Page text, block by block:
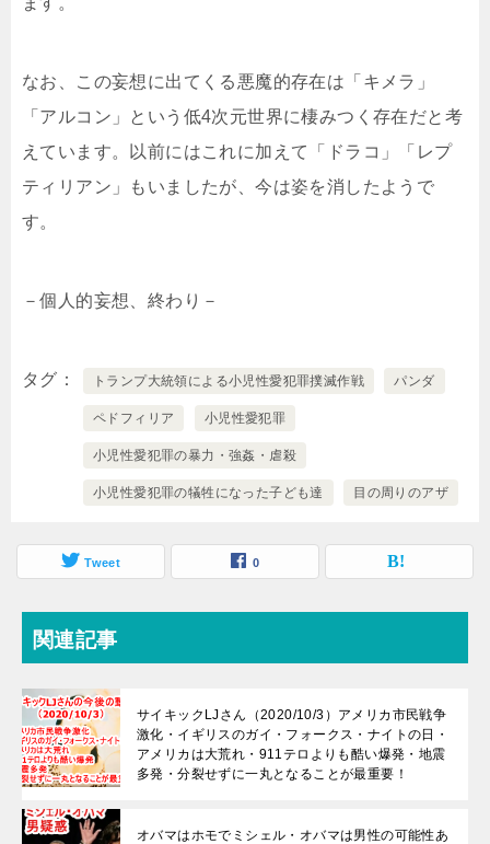
なお、この妄想に出てくる悪魔的存在は「キメラ」
「アルコン」という低4次元世界に棲みつく存在だと考
えています。以前にはこれに加えて「ドラコ」「レプ
ティリアン」もいましたが、今は姿を消したようで
す。
－個人的妄想、終わり－
タグ トランプ大統領による小児性愛犯罪撲滅作戦 パンダ
ペドフィリア 小児性愛犯罪
小児性愛犯罪の暴力・強姦・虐殺
小児性愛犯罪の犠牲になった子ども達 目の周りのアザ
Tweet 0
関連記事
サイキックLJさん（2020/10/3）アメリカ市民戦争
激化・イギリスのガイ・フォークス・ナイトの日・
アメリカは大荒れ・911テロよりも酷い爆発・地震
多発・分裂せずに一丸となることが最重要！
オバマはホモでミシェル・オバマは男性の可能性あ